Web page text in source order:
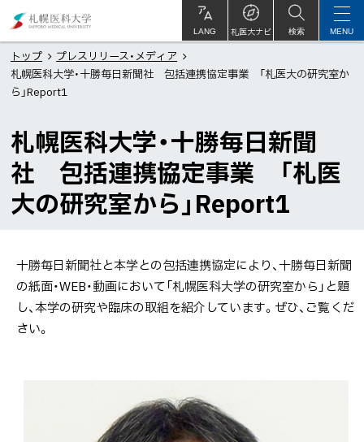
文
へ
メ
ー
へ
医
科
LANG 札医大ナビ
サ
イ
検索 MENU
トップ
プレスリリース・メディア
札幌医科大学・十勝毎日新聞社 包括連携協定事業 「札医大の研究室か
ら」Report1
札幌医科大学・十勝毎日新聞
社 包括連携協定事業 「札医
大の研究室から」Report1
十勝毎日新聞社と本学との包括連携協定により、十勝毎日新聞
の紙面・WEB・動画において「札幌医科大学の研究室から」と題
し、本学の研究や臨床の取組を紹介しています。ぜひ、ご覧くだ
さい。